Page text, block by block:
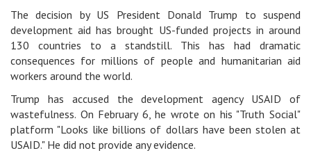
The decision by US President Donald Trump to suspend
development aid has brought US-funded projects in around
130 countries to a standstill. This has had dramatic
consequences for millions of people and humanitarian aid
workers around the world.
Trump has accused the development agency USAID of
wastefulness. On February 6, he wrote on his "Truth Social"
platform "Looks like billions of dollars have been stolen at
USAID." He did not provide any evidence.